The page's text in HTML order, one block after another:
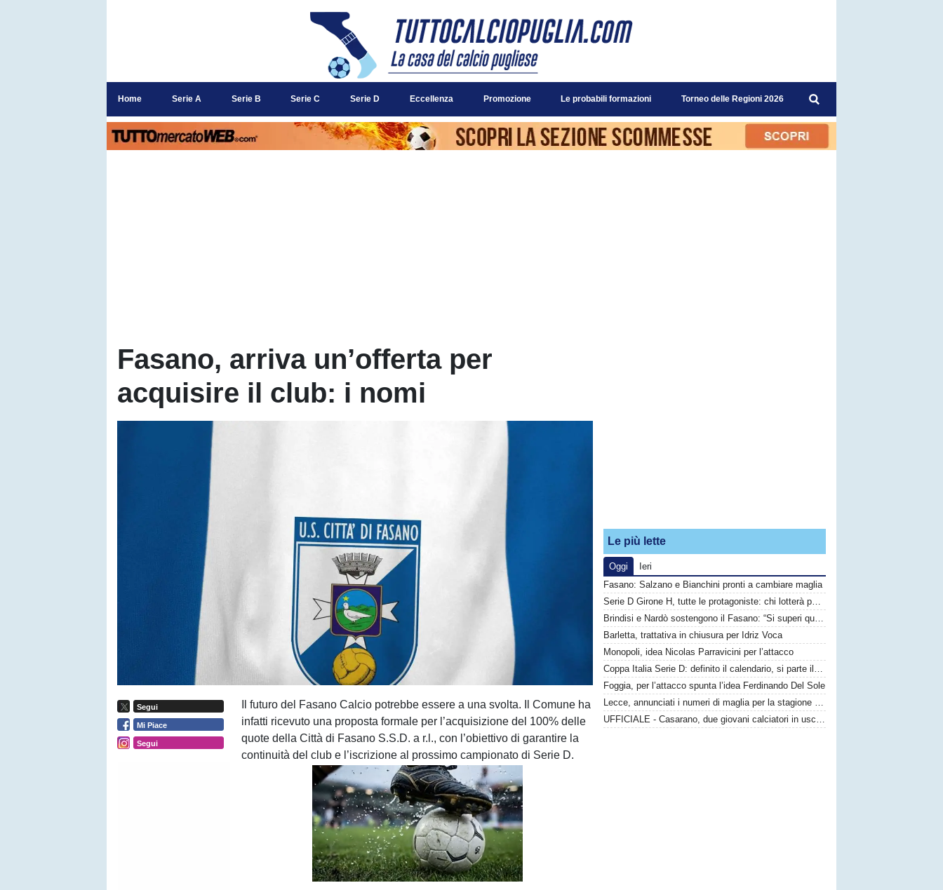
Home Serie A Serie B Serie C Serie D Eccellenza Promozione Le probabili formazioni Torneo delle Regioni 2026
Fasano, arriva un’offerta per
acquisire il club: i nomi
Segui
Mi Piace
Segui
Il futuro del Fasano Calcio potrebbe essere a una svolta. Il Comune ha
infatti ricevuto una proposta formale per l’acquisizione del 100% delle
quote della Città di Fasano S.S.D. a r.l., con l’obiettivo di garantire la
continuità del club e l’iscrizione al prossimo campionato di Serie D.
Unmute
Loaded:
100.00%
Le più lette
Oggi
Ieri
Fasano: Salzano e Bianchini pronti a cambiare maglia
Serie D Girone H, tutte le protagoniste: chi lotterà per il primato?
Brindisi e Nardò sostengono il Fasano: “Si superi questo momento quanto prima”
Barletta, trattativa in chiusura per Idriz Voca
Monopoli, idea Nicolas Parravicini per l’attacco
Coppa Italia Serie D: definito il calendario, si parte il 23 agosto
Foggia, per l’attacco spunta l’idea Ferdinando Del Sole
Lecce, annunciati i numeri di maglia per la stagione 26/27
UFFICIALE - Casarano, due giovani calciatori in uscita